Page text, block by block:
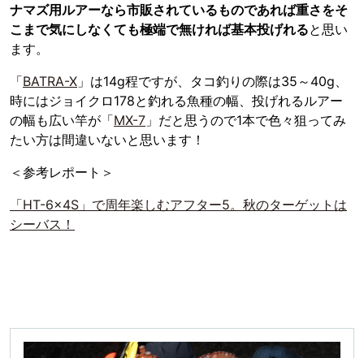
ナマズ用ルアーなら市販されているものであれば重さをそ
こまで気にしなくても極端で無ければ基本投げれると思い
ます。
「BATRA-X 」は14g程ですが、タコ釣りの際は35～40g、
時にはジョイクロ178と釣れる魚種の幅、投げれるルアー
の幅も広い竿が「MX-7 」だと思うので1本で色々狙ってみ
たい方は間違いないと思います！
＜参考レポート＞
「HT-6×4S」で周年楽しむアフター5。秋のターゲットは
シーバス！